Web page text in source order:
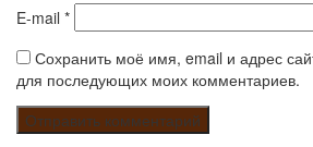
E-mail *
Сохранить моё имя, email и адрес
для последующих моих комментариев.